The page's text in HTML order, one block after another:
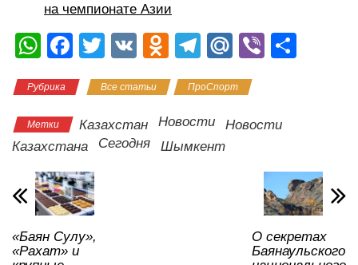
на чемпионате Азии
W
at
s
A
p
p
F
c
e
b
o
o
k
T
tt
er
V
O
n
o
kl
T
e
gr
a
M
.R
u
Vi
и
ть
Рубрика Все статьи ПроСпорт
Метки Казахстан Новости
Новости
Казахстана
Сегодня Шымкент
«Баян Сулу»,
«Рахат» и
О секретах
Баянаульского